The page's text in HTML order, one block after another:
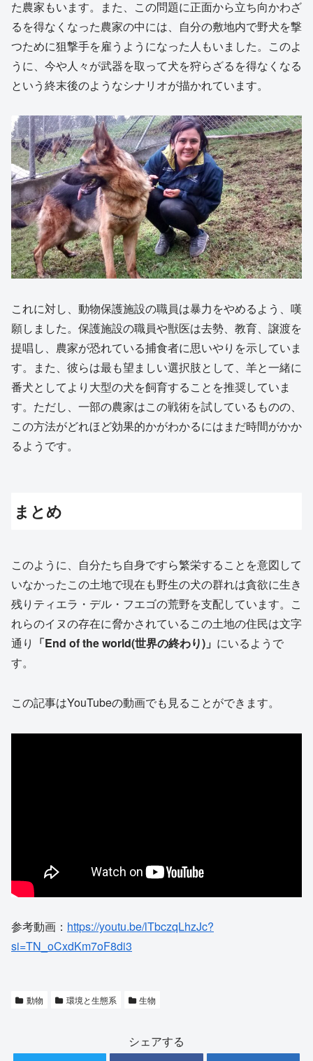
た農家もいます。また、この問題に正面から立ち向かわざ
るを得なくなった農家の中には、自分の敷地内で野犬を撃
つために狙撃手を雇うようになった人もいました。このよ
うに、今や人々が武器を取って犬を狩らざるを得なくなる
という終末後のようなシナリオが描かれています。
これに対し、動物保護施設の職員は暴力をやめるよう、嘆
願しました。保護施設の職員や獣医は去勢、教育、譲渡を
提唱し、農家が恐れている捕食者に思いやりを示していま
す。また、彼らは最も望ましい選択肢として、羊と一緒に
番犬としてより大型の犬を飼育することを推奨していま
す。ただし、一部の農家はこの戦術を試しているものの、
この方法がどれほど効果的かがわかるにはまだ時間がかか
るようです。
まとめ
このように、自分たち自身ですら繁栄することを意図して
いなかったこの土地で現在も野生の犬の群れは貪欲に生き
残りティエラ・デル・フエゴの荒野を支配しています。こ
れらのイヌの存在に脅かされているこの土地の住民は文字
通り 「End of the world(世界の終わり)」 にいるようで
す。
この記事はYouTubeの動画でも見ることができます。
参考動画： https://youtu.be/lTbczqLhzJc?
si=TN_oCxdKm7oF8di3
動物 環境と生態系 生物
シェアする